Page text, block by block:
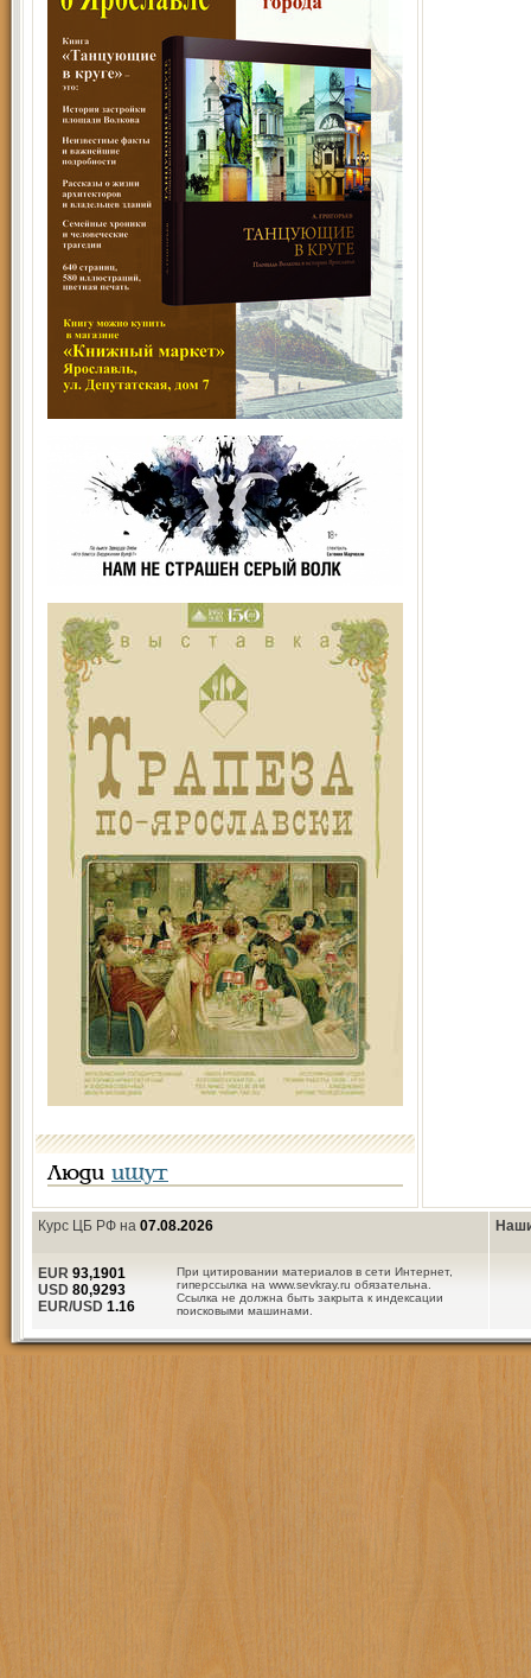
Люди ищут
Курс ЦБ РФ на 07.08.2026
При цитировании материалов в сети Интернет,
гиперссылка на www.sevkray.ru обязательна.
Ссылка не должна быть закрыта к индексации
поисковыми машинами.
EUR 93,1901
USD 80,9293
EUR/USD 1.16